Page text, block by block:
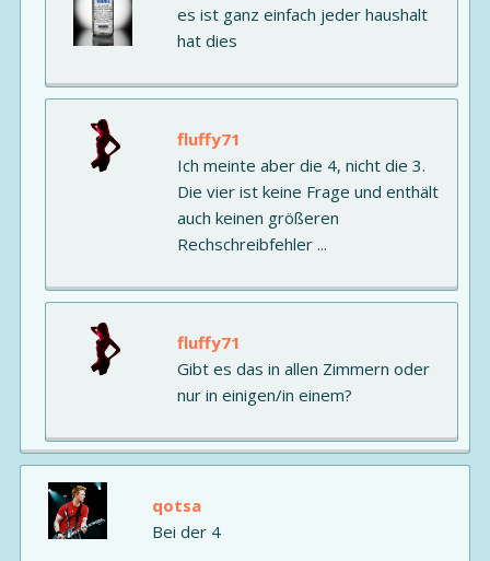
es ist ganz einfach jeder haushalt
hat dies
fluffy71
Ich meinte aber die 4, nicht die 3.
Die vier ist keine Frage und enthält
auch keinen größeren
Rechschreibfehler ...
fluffy71
Gibt es das in allen Zimmern oder
nur in einigen/in einem?
qotsa
Bei der 4